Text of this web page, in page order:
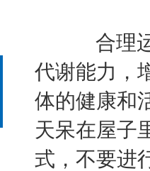
合理运
代谢能力，
体的健康和
天呆在屋子
式，不要进